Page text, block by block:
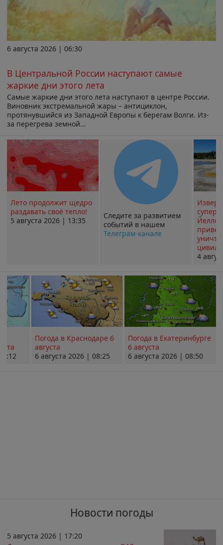
6 августа 2026 | 06:30
В Центральной России наступают самые
жаркие дни этого лета
Самые жаркие дни этого лета наступают в центре России.
Виновник экстремальной жары – антициклон,
протянувшийся из Западной Европы к берегам Волги. Из-
за перегрева земной...
Лето продолжит щедро
раздавать своё тепло!
5 августа 2026 | 13:35
Следите за развитием
событий в нашем
Телеграм-канале
4
Погода в Краснодаре 6
августа
6 августа 2026 | 08:25
Погода в Екатеринбурге
6 августа
6 августа 2026 | 08:50
Новости погоды
5 августа 2026 | 17:20